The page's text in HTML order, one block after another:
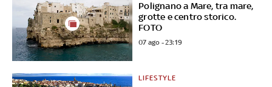
Polignano a Mare, tra mare,
grotte e centro storico.
FOTO
07 ago - 23:19
LIFESTYLE